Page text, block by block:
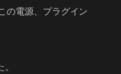
の電源、プラグイン